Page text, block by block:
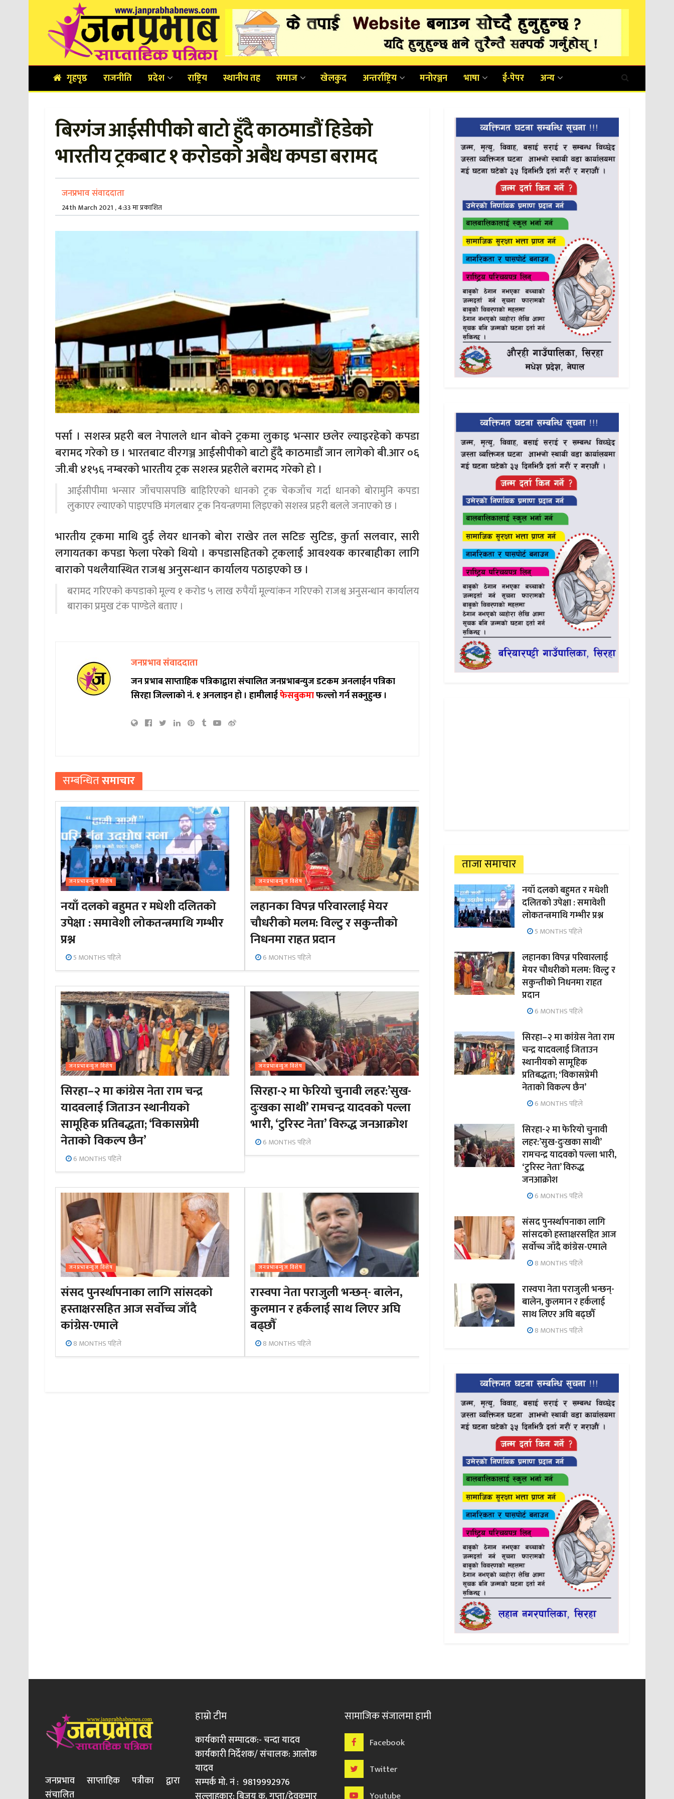
गृहपृष्ठ राजनीति प्रदेश राष्ट्रिय स्थानीय तह समाज खेलकुद अन्तर्राष्ट्रिय मनोरञ्जन भाषा ई-पेपर अन्य
बिरगंज आईसीपीको बाटो हुँदै काठमाडौं हिडेको
भारतीय ट्रकबाट १ करोडको अबैध कपडा बरामद
जनप्रभाव संवाददाता
24th March 2021 , 4:33 मा प्रकाशित
पर्सा । सशस्त्र प्रहरी बल नेपालले धान बोक्ने ट्रकमा लुकाइ भन्सार छलेर ल्याइरहेको कपडा
बरामद गरेको छ । भारतबाट वीरगञ्ज आईसीपीको बाटो हुँदै काठमाडौं जान लागेको बी.आर ०६
जी.बी ४१५६ नम्बरको भारतीय ट्रक सशस्त्र प्रहरीले बरामद गरेको हो ।
आईसीपीमा भन्सार जाँचपासपछि बाहिरिएको धानको ट्रक चेकजाँच गर्दा धानको बोरामुनि कपडा
लुकाएर ल्याएको पाइएपछि मंगलबार ट्रक नियन्त्रणमा लिइएको सशस्त्र प्रहरी बलले जनाएको छ ।
भारतीय ट्रकमा माथि दुई लेयर धानको बोरा राखेर तल सटिङ सुटिङ, कुर्ता सलवार, सारी
लगायतका कपडा फेला परेको थियो । कपडासहितको ट्रकलाई आवश्यक कारबाहीका लागि
बाराको पथलैयास्थित राजश्व अनुसन्धान कार्यालय पठाइएको छ ।
बरामद गरिएको कपडाको मूल्य १ करोड ५ लाख रुपैयाँ मूल्यांकन गरिएको राजश्व अनुसन्धान कार्यालय
बाराका प्रमुख टंक पाण्डेले बताए ।
जनप्रभाव संवाददाता
जन प्रभाब साप्ताहिक पत्रिकाद्वारा संचालित जनप्रभाबन्युज डटकम अनलाईन पत्रिका
सिरहा जिल्लाको नं. १ अनलाइन हो ।हामीलाईफेसबुकमाफल्लो गर्न सक्नुहुन्छ ।
सम्बन्धितसमाचार
जनप्रभाबन्युज विशेष
नयाँ दलको बहुमत र मधेशी दलितको
उपेक्षा : समावेशी लोकतन्त्रमाथि गम्भीर
प्रश्न
5 MONTHS पहिले
जनप्रभाबन्युज विशेष
लहानका विपन्न परिवारलाई मेयर
चौधरीको मलम: विल्टु र सकुन्तीको
निधनमा राहत प्रदान
6 MONTHS पहिले
जनप्रभाबन्युज विशेष
सिरहा–२ मा कांग्रेस नेता राम चन्द्र
यादवलाई जिताउन स्थानीयको
सामूहिक प्रतिबद्धता; ‘विकासप्रेमी
नेताको विकल्प छैन’
6 MONTHS पहिले
जनप्रभाबन्युज विशेष
सिरहा-२ मा फेरियो चुनावी लहर:’सुख-
दुःखका साथी’ रामचन्द्र यादवको पल्ला
भारी, ‘टुरिस्ट नेता’ विरुद्ध जनआक्रोश
6 MONTHS पहिले
जनप्रभाबन्युज विशेष
संसद पुनर्स्थापनाका लागि सांसदको
हस्ताक्षरसहित आज सर्वोच्च जाँदै
कांग्रेस-एमाले
8 MONTHS पहिले
जनप्रभाबन्युज विशेष
रास्वपा नेता पराजुली भन्छन्- बालेन,
कुलमान र हर्कलाई साथ लिएर अघि
बढ्छौँ
8 MONTHS पहिले
ताजा समाचार
नयाँ दलको बहुमत र मधेशी
दलितको उपेक्षा : समावेशी
लोकतन्त्रमाथि गम्भीर प्रश्न
5 MONTHS पहिले
लहानका विपन्न परिवारलाई
मेयर चौधरीको मलम: विल्टु र
सकुन्तीको निधनमा राहत
प्रदान
6 MONTHS पहिले
सिरहा–२ मा कांग्रेस नेता राम
चन्द्र यादवलाई जिताउन
स्थानीयको सामूहिक
प्रतिबद्धता; ‘विकासप्रेमी
नेताको विकल्प छैन’
6 MONTHS पहिले
सिरहा-२ मा फेरियो चुनावी
लहर:’सुख-दुःखका साथी’
रामचन्द्र यादवको पल्ला भारी,
‘टुरिस्ट नेता’ विरुद्ध
जनआक्रोश
6 MONTHS पहिले
संसद पुनर्स्थापनाका लागि
सांसदको हस्ताक्षरसहित आज
सर्वोच्च जाँदै कांग्रेस-एमाले
8 MONTHS पहिले
रास्वपा नेता पराजुली भन्छन्-
बालेन, कुलमान र हर्कलाई
साथ लिएर अघि बढ्छौँ
8 MONTHS पहिले
जनप्रभाव साप्ताहिक पत्रीका द्वारा
संचालित
हाम्रो टीम
कार्यकारी सम्पादक:- चन्दा यादव
कार्यकारी निर्देशक/ संचालक: आलोक
यादव
सम्पर्क मो. नं : 9819992976
सामाजिक संजालमा हामी
Facebook
Twitter
Youtube